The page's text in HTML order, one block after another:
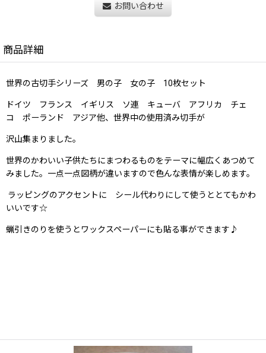
お問い合わせ
商品詳細
世界の古切手シリーズ 男の子 女の子 10枚セット
ドイツ フランス イギリス ソ連 キューバ アフリカ チェ
コ ポーランド アジア他、世界中の使用済み切手が
沢山集まりました。
世界のかわいい子供たちにまつわるものをテーマに幅広くあつめて
みました。一点一点図柄が違いますので色んな表情が楽しめます。
ラッピングのアクセントに シール代わりにして使うととてもかわ
いいです☆
蝋引きのりを使うとワックスペーパーにも貼る事ができます♪